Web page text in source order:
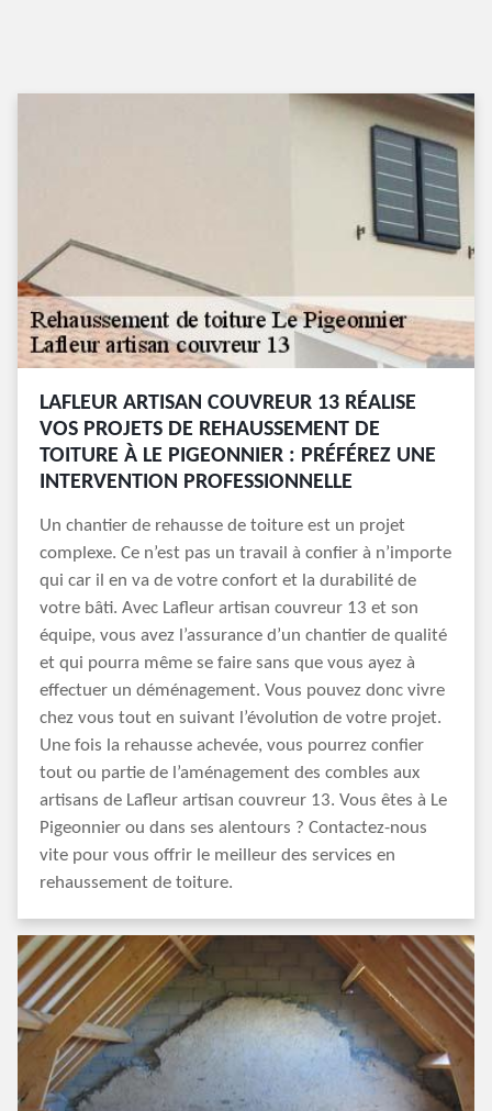
LAFLEUR ARTISAN COUVREUR 13 RÉALISE
VOS PROJETS DE REHAUSSEMENT DE
TOITURE À LE PIGEONNIER : PRÉFÉREZ UNE
INTERVENTION PROFESSIONNELLE
Un chantier de rehausse de toiture est un projet
complexe. Ce n’est pas un travail à confier à n’importe
qui car il en va de votre confort et la durabilité de
votre bâti. Avec Lafleur artisan couvreur 13 et son
équipe, vous avez l’assurance d’un chantier de qualité
et qui pourra même se faire sans que vous ayez à
effectuer un déménagement. Vous pouvez donc vivre
chez vous tout en suivant l’évolution de votre projet.
Une fois la rehausse achevée, vous pourrez confier
tout ou partie de l’aménagement des combles aux
artisans de Lafleur artisan couvreur 13. Vous êtes à Le
Pigeonnier ou dans ses alentours ? Contactez-nous
vite pour vous offrir le meilleur des services en
rehaussement de toiture.